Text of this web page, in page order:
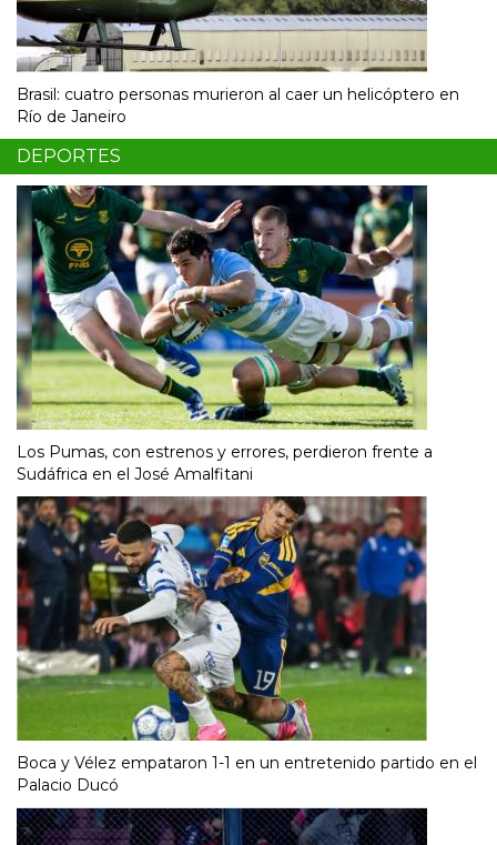
Brasil: cuatro personas murieron al caer un helicóptero en
Río de Janeiro
DEPORTES
Los Pumas, con estrenos y errores, perdieron frente a
Sudáfrica en el José Amalfitani
Boca y Vélez empataron 1-1 en un entretenido partido en el
Palacio Ducó